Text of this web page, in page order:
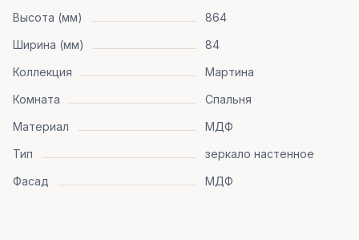
Высота (мм)
864
Ширина (мм)
84
Коллекция
Мартина
Комната
Спальня
Материал
МДФ
Тип
зеркало настенное
Фасад
МДФ